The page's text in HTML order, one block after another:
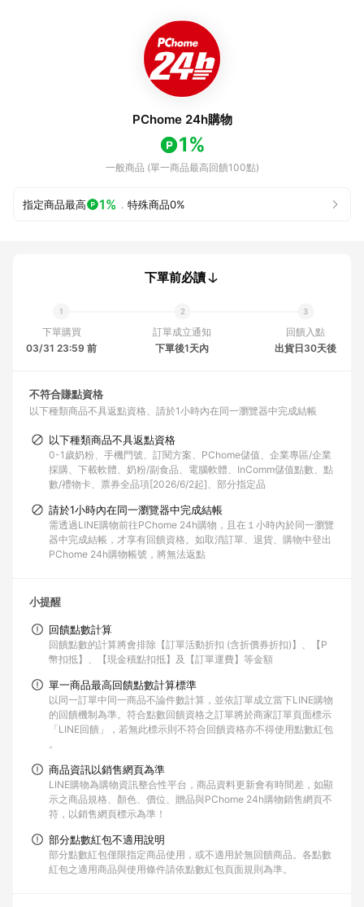
PChome 24h購物
1%
一般商品 (單一商品最高回饋100點)
指定商品最高 1% ． 特殊商品0%
下單前必讀
下單購買
03/31 23:59 前
訂單成立通知
下單後1天內
回饋入點
出貨日30天後
不符合賺點資格
以下種類商品不具返點資格 請於1小時內在同一瀏覽器中完成結帳
以下種類商品不具返點資格
0-1歲奶粉、手機門號、訂閱方案、PChome儲值、企業專區/企業
採購、下載軟體、奶粉/副食品、電腦軟體、InComm儲值點數、點
數/禮物卡、票券全品項[2026/6/2起]、部分指定品
請於1小時內在同一瀏覽器中完成結帳
需透過LINE購物前往PChome 24h購物，且在１小時內於同一瀏覽
器中完成結帳，才享有回饋資格。如取消訂單、退貨、購物中登出
PChome 24h購物帳號，將無法返點
小提醒
回饋點數計算
回饋點數的計算將會排除【訂單活動折扣 (含折價券折扣)】、【P
幣扣抵】、【現金積點扣抵】及【訂單運費】等金額
單一商品最高回饋點數計算標準
以同一訂單中同一商品不論件數計算，並依訂單成立當下LINE購物
的回饋機制為準。符合點數回饋資格之訂單將於商家訂單頁面標示
「LINE回饋」，若無此標示則不符合回饋資格亦不得使用點數紅包
。
商品資訊以銷售網頁為準
LINE購物為購物資訊整合性平台，商品資料更新會有時間差，如顯
示之商品規格、顏色、價位、贈品與PChome 24h購物銷售網頁不
符，以銷售網頁標示為準！
部分點數紅包不適用說明
部分點數紅包僅限指定商品使用，或不適用於無回饋商品。各點數
紅包之適用商品與使用條件請依點數紅包頁面規則為準。